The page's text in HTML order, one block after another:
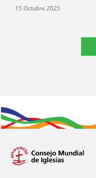
15 Octubre 2025